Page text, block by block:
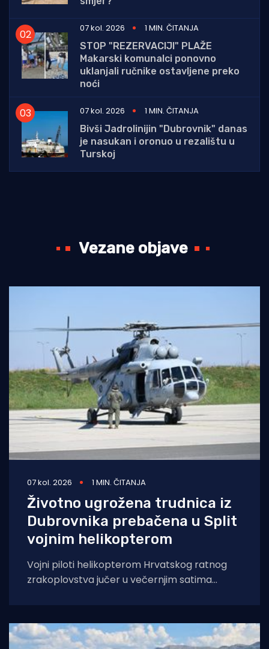
07 kol. 2026
1 MIN. ČITANJA
STOP "REZERVACIJI" PLAŽE
Makarski komunalci ponovno
uklanjali ručnike ostavljene preko
noći
07 kol. 2026
1 MIN. ČITANJA
Bivši Jadrolinijin "Dubrovnik" danas
je nasukan i oronuo u rezalištu u
Turskoj
Vezane objave
07 kol. 2026 1 MIN. ČITANJA
Životno ugrožena trudnica iz
Dubrovnika prebačena u Split
vojnim helikopterom
Vojni piloti helikopterom Hrvatskog ratnog
zrakoplovstva jučer u večernjim satima